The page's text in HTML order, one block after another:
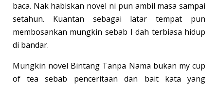
baca. Nak habiskan novel ni pun ambil masa sampai
setahun. Kuantan sebagai latar tempat pun
membosankan mungkin sebab I dah terbiasa hidup
di bandar.
Mungkin novel Bintang Tanpa Nama bukan my cup
of tea sebab penceritaan dan bait kata yang